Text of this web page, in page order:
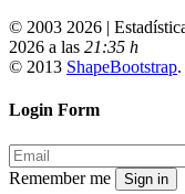
© 2003 2026 |
2026 a las 21:35 h
© 2013 ShapeBootstrap
Login Form
Remember me Sign in